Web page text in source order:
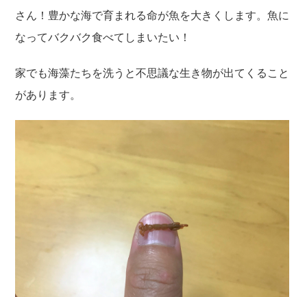
さん！豊かな海で育まれる命が魚を大きくします。魚に
なってバクバク食べてしまいたい！
家でも海藻たちを洗うと不思議な生き物が出てくること
があります。